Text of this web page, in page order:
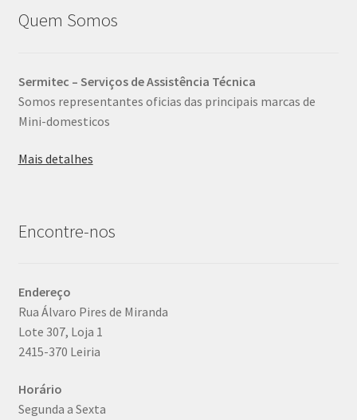
Quem Somos
Sermitec – Serviços de Assistência Técnica
Somos representantes oficias das principais marcas de
Mini-domesticos
Mais detalhes
Encontre-nos
Endereço
Rua Álvaro Pires de Miranda
Lote 307, Loja 1
2415-370 Leiria
Horário
Segunda a Sexta